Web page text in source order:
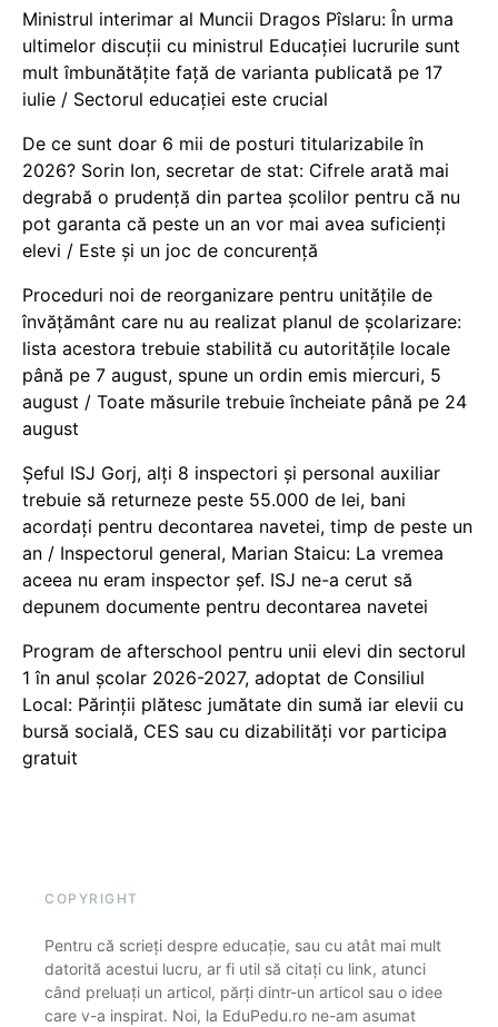
Ministrul interimar al Muncii Dragos Pîslaru: În urma
ultimelor discuții cu ministrul Educației lucrurile sunt
mult îmbunătățite față de varianta publicată pe 17
iulie / Sectorul educației este crucial
De ce sunt doar 6 mii de posturi titularizabile în
2026? Sorin Ion, secretar de stat: Cifrele arată mai
degrabă o prudență din partea școlilor pentru că nu
pot garanta că peste un an vor mai avea suficienți
elevi / Este și un joc de concurență
Proceduri noi de reorganizare pentru unitățile de
învățământ care nu au realizat planul de școlarizare:
lista acestora trebuie stabilită cu autoritățile locale
până pe 7 august, spune un ordin emis miercuri, 5
august / Toate măsurile trebuie încheiate până pe 24
august
Șeful ISJ Gorj, alți 8 inspectori și personal auxiliar
trebuie să returneze peste 55.000 de lei, bani
acordați pentru decontarea navetei, timp de peste un
an / Inspectorul general, Marian Staicu: La vremea
aceea nu eram inspector șef. ISJ ne-a cerut să
depunem documente pentru decontarea navetei
Program de afterschool pentru unii elevi din sectorul
1 în anul școlar 2026-2027, adoptat de Consiliul
Local: Părinții plătesc jumătate din sumă iar elevii cu
bursă socială, CES sau cu dizabilităţi vor participa
gratuit
COPYRIGHT
Pentru că scrieți despre educație, sau cu atât mai mult
datorită acestui lucru, ar fi util să citați cu link, atunci
când preluați un articol, părți dintr-un articol sau o idee
care v-a inspirat. Noi, la EduPedu.ro ne-am asumat